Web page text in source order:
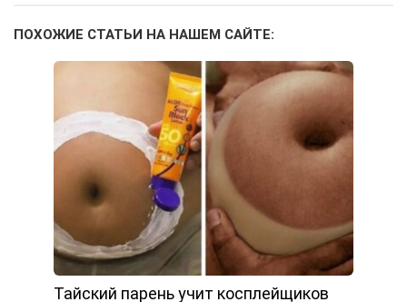
ПОХОЖИЕ СТАТЬИ НА НАШЕМ САЙТЕ:
Тайский парень учит косплейщиков